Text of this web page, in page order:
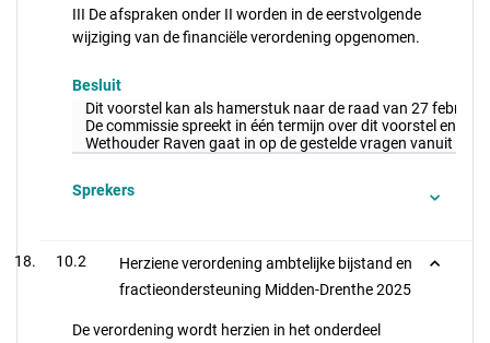
III De afspraken onder II worden in de eerstvolgende
wijziging van de financiële verordening opgenomen.
Besluit
Dit voorstel kan als hamerstuk naar de raad van 27 februari.
De commissie spreekt in één termijn over dit voorstel en
Wethouder Raven gaat in op de gestelde vragen vanuit de
Sprekers
10.2
Herziene verordening ambtelijke bijstand en
fractieondersteuning Midden-Drenthe 2025
De verordening wordt herzien in het onderdeel